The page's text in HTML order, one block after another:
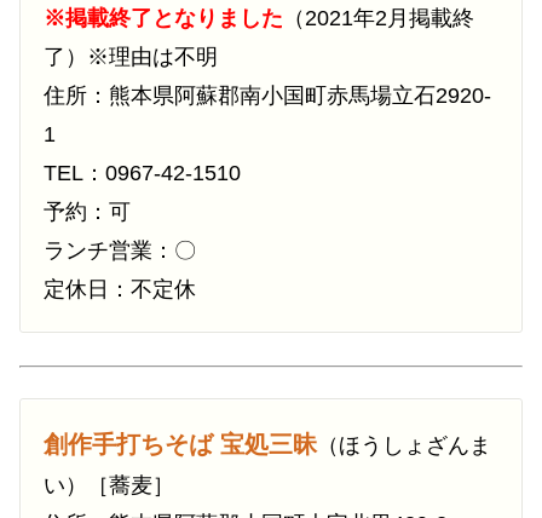
※掲載終了となりました （2021年2月掲載終
了）※理由は不明
住所：熊本県阿蘇郡南小国町赤馬場立石2920-
1
TEL：0967-42-1510
予約：可
ランチ営業：〇
定休日：不定休
創作手打ちそば 宝処三昧（ほうしょざんま
い）［蕎麦］